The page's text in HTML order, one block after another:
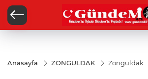
Anasayfa ZONGULDAK
Zonguldak